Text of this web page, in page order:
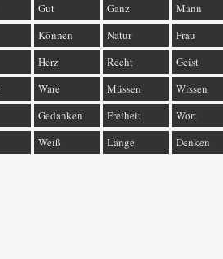
Gut Ganz
Mann
Können Natur
Frau
Herz Recht
Geist
Ware Müssen
Wissen
Gedanken Freiheit
Wort
Weiß Länge Denken